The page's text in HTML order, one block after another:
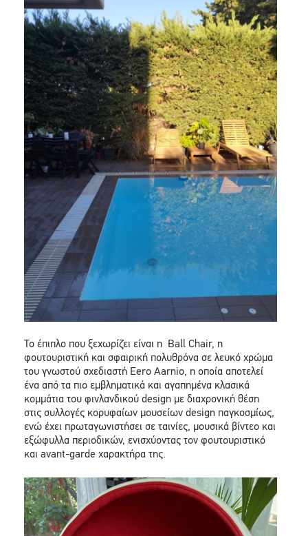
Το έπιπλο που ξεχωρίζει είναι η Ball Chair, η
φουτουριστική και σφαιρική πολυθρόνα σε λευκό χρώμα
του γνωστού σχεδιαστή Eero Aarnio, η οποία αποτελεί
ένα από τα πιο εμβληματικά και αγαπημένα κλασικά
κομμάτια του φινλανδικού design με διαχρονική θέση
στις συλλογές κορυφαίων μουσείων design παγκοσμίως,
ενώ έχει πρωταγωνιστήσει σε ταινίες, μουσικά βίντεο και
εξώφυλλα περιοδικών, ενισχύοντας τον φουτουριστικό
και avant-garde χαρακτήρα της.